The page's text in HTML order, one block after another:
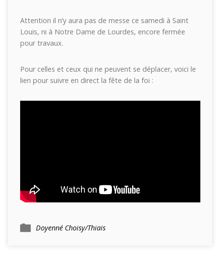
Attention il n’y aura pas de messe ce samedi à Saint
Louis, ni à Notre Dame de Lourdes, encore fermée
pour travaux.
Pour celles et ceux qui ne peuvent se déplacer, voici le
lien pour suivre en direct la fête de la foi :
Doyenné Choisy/Thiais